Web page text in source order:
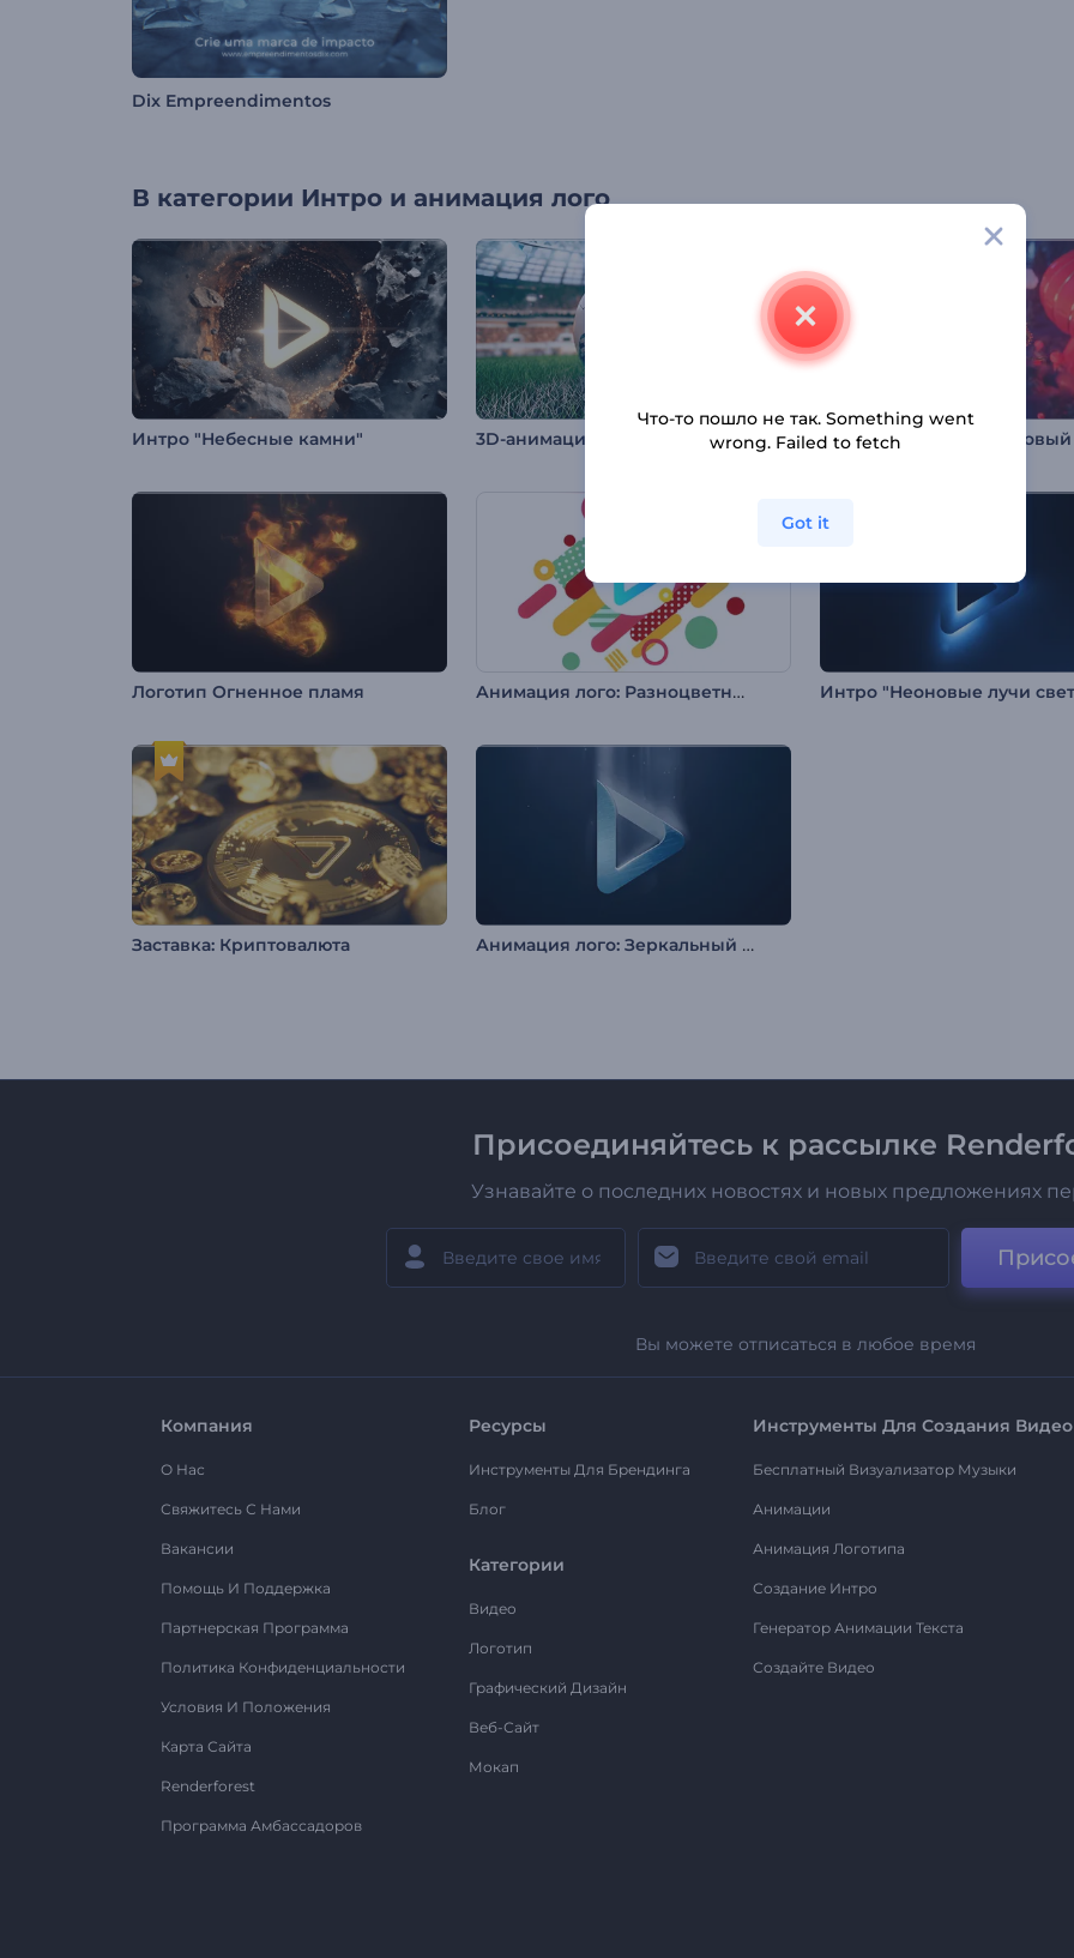
Dix Empreendimentos
В категории Интро и анимация лого
Интро "Небесные камни" 3D-анимация лого: Футбол
Логотип Огненное пламя Анимация лого: Разноцветные формы Интро "Неоновые лучи
Заставка: Криптовалюта Анимация лого: Зеркальный поток
Присоединяйтесь к рассылке
Узнавайте о последних новостях и новых предложениях
Вы можете отписаться в любое время
Компания
О Нас
Свяжитесь С Нами
Вакансии
Помощь И Поддержка
Партнерская Программа
Политика Конфиденциальности
Условия И Положения
Карта Сайта
Renderforest
Программа Амбассадоров
Ресурсы
Инструменты Для Брендинга
Блог
Категории
Видео
Логотип
Графический Дизайн
Веб-Сайт
Мокап
Инструменты Для Создания Видео
Бесплатный Визуализатор Музыки
Анимации
Анимация Логотипа
Создание Интро
Генератор Анимации Текста
Создайте Видео
Что-то пошло не так. Something went
wrong. Failed to fetch
Got it